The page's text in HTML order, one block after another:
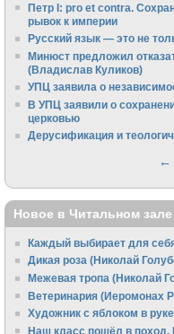
Петр I: pro et contra.
рывок к империи
Русский язык — это не
Минюст предложил
(Владислав Куликов)
УПЦ заявила о
В УПЦ заявили о
церковью
Дерусификация и
←
Новое в Читальном зале
Каждый выбирает для
Дикая роза (Николай
Межевая тропа (Николай
Ветеринария (Иеромонах
Художник с яблоком в
Наш класс пошёл в поход.